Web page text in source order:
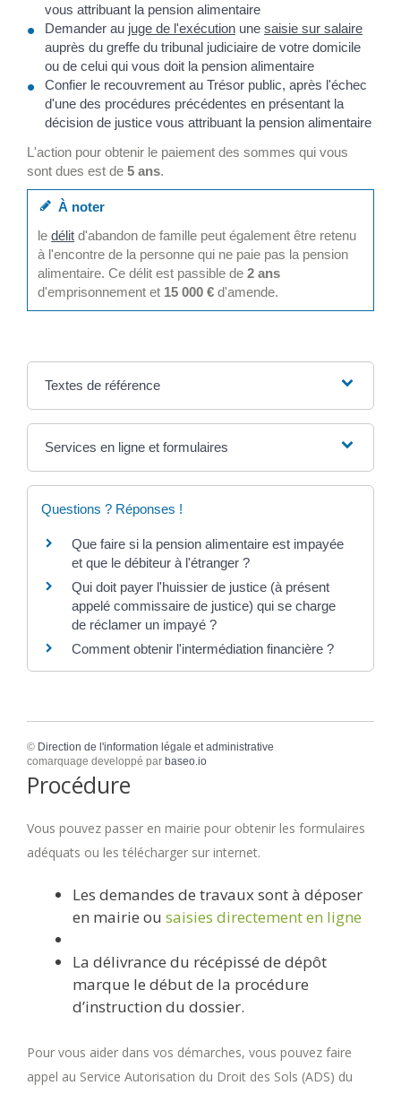
vous attribuant la pension alimentaire
Demander au juge de l'exécution une saisie sur salaire
auprès du greffe du tribunal judiciaire de votre domicile
ou de celui qui vous doit la pension alimentaire
Confier le recouvrement au Trésor public, après l'échec
d'une des procédures précédentes en présentant la
décision de justice vous attribuant la pension alimentaire
L'action pour obtenir le paiement des sommes qui vous
sont dues est de 5 ans.
À noter
ledélit d'abandon de famille peut également être retenu
à l'encontre de la personne qui ne paie pas la pension
alimentaire. Ce délit est passible de2 ans
d'emprisonnement et 15 000 € d'amende.
Textes de référence
Services en ligne et formulaires
Questions ? Réponses !
Que faire si la pension alimentaire est impayée
et que le débiteur à l'étranger ?
Qui doit payer l'huissier de justice (à présent
appelé commissaire de justice) qui se charge
de réclamer un impayé ?
Comment obtenir l'intermédiation financière ?
© Direction de l'information légale et administrative
comarquage developpé par baseo.io
Procédure
Vous pouvez passer en mairie pour obtenir les formulaires
adéquats ou les télécharger sur internet.
Les demandes de travaux sont à déposer
en mairie ou saisies directement en ligne
La délivrance du récépissé de dépôt
marque le début de la procédure
d’instruction du dossier.
Pour vous aider dans vos démarches, vous pouvez faire
appel au Service Autorisation du Droit des Sols (ADS) du